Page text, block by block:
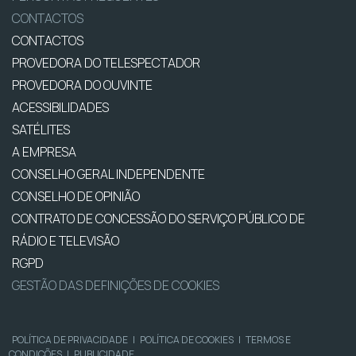
CONTACTOS
CONTACTOS
PROVEDORA DO TELESPECTADOR
PROVEDORA DO OUVINTE
ACESSIBILIDADES
SATÉLITES
A EMPRESA
CONSELHO GERAL INDEPENDENTE
CONSELHO DE OPINIÃO
CONTRATO DE CONCESSÃO DO SERVIÇO PÚBLICO DE
RÁDIO E TELEVISÃO
RGPD
GESTÃO DAS DEFINIÇÕES DE COOKIES
POLÍTICA DE PRIVACIDADE | POLÍTICA DE COOKIES | TERMOS E